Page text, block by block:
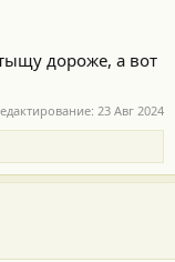
дороже, а вот
23 Авг 2024